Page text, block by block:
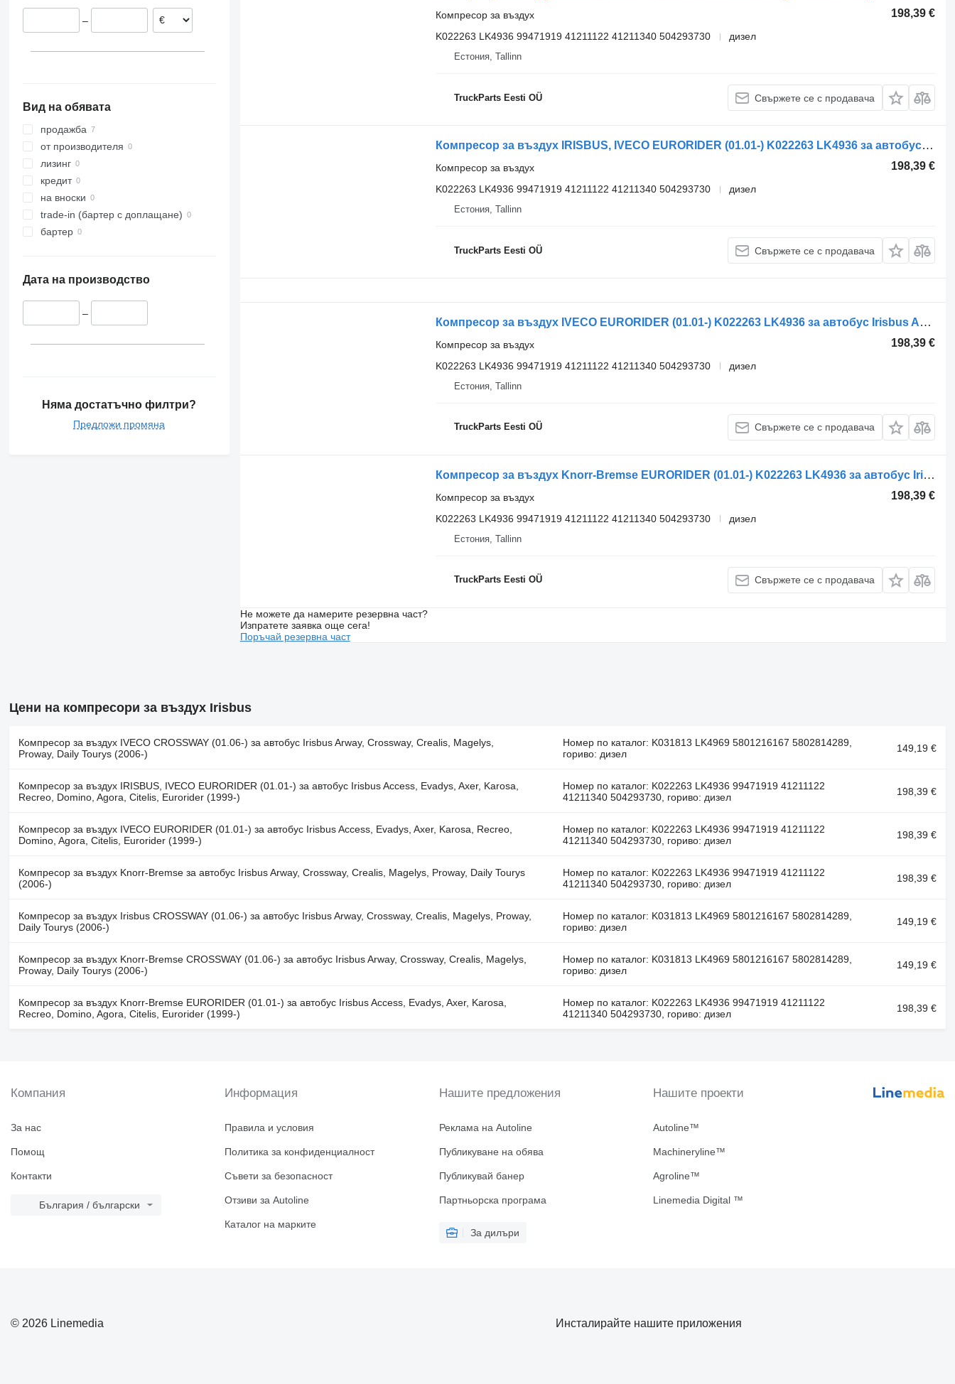
–
Вид на обявата
продажба
от производителя
лизинг
кредит
на вноски
trade-in (бартер с доплащане)
бартер
Дата на производство
–
Няма достатъчно филтри?
Предложи промяна
198,39 €
Компресор за въздух
K022263 LK4936 99471919 41211122 41211340 504293730
дизел
Естония, Tallinn
TruckParts Eesti OÜ Свържете се с продавача
Компресор за въздух IRISBUS, IVECO EURORIDER (01.01-) K022263 LK4936 за автобус Irisbus Access, Evadys, Axer, Karosa, Recreo, Domino, Agora, Citelis, Eurorider (1999-)
198,39 €
Компресор за въздух
K022263 LK4936 99471919 41211122 41211340 504293730
дизел
Естония, Tallinn
TruckParts Eesti OÜ Свържете се с продавача
Компресор за въздух IVECO EURORIDER (01.01-) K022263 LK4936 за автобус Irisbus Access, Evadys, Axer, Karosa, Recreo, Domino, Agora, Citelis, Eurorider (1999-)
198,39 €
Компресор за въздух
K022263 LK4936 99471919 41211122 41211340 504293730
дизел
Естония, Tallinn
TruckParts Eesti OÜ Свържете се с продавача
Компресор за въздух Knorr-Bremse EURORIDER (01.01-) K022263 LK4936 за автобус Irisbus Access, Evadys, Axer, Karosa, Recreo, Domino, Agora, Citelis, Eurorider (1999-)
198,39 €
Компресор за въздух
K022263 LK4936 99471919 41211122 41211340 504293730
дизел
Естония, Tallinn
TruckParts Eesti OÜ Свържете се с продавача
Не можете да намерите резервна част?
Изпратете заявка още сега!
Поръчай резервна част
Цени на компресори за въздух Irisbus
Компресор за въздух IVECO CROSSWAY (01.06-) за автобус Irisbus Arway, Crossway, Crealis, Magelys,
Proway, Daily Tourys (2006-)
Номер по каталог: K031813 LK4969 5801216167 5802814289,
гориво: дизел
149,19 €
Компресор за въздух IRISBUS, IVECO EURORIDER (01.01-) за автобус Irisbus Access, Evadys, Axer, Karosa,
Recreo, Domino, Agora, Citelis, Eurorider (1999-)
Номер по каталог: K022263 LK4936 99471919 41211122
41211340 504293730, гориво: дизел
198,39 €
Компресор за въздух IVECO EURORIDER (01.01-) за автобус Irisbus Access, Evadys, Axer, Karosa, Recreo,
Domino, Agora, Citelis, Eurorider (1999-)
Номер по каталог: K022263 LK4936 99471919 41211122
41211340 504293730, гориво: дизел
198,39 €
Компресор за въздух Knorr-Bremse за автобус Irisbus Arway, Crossway, Crealis, Magelys, Proway, Daily Tourys
(2006-)
Номер по каталог: K022263 LK4936 99471919 41211122
41211340 504293730, гориво: дизел
198,39 €
Компресор за въздух Irisbus CROSSWAY (01.06-) за автобус Irisbus Arway, Crossway, Crealis, Magelys, Proway,
Daily Tourys (2006-)
Номер по каталог: K031813 LK4969 5801216167 5802814289,
гориво: дизел
149,19 €
Компресор за въздух Knorr-Bremse CROSSWAY (01.06-) за автобус Irisbus Arway, Crossway, Crealis, Magelys,
Proway, Daily Tourys (2006-)
Номер по каталог: K031813 LK4969 5801216167 5802814289,
гориво: дизел
149,19 €
Компресор за въздух Knorr-Bremse EURORIDER (01.01-) за автобус Irisbus Access, Evadys, Axer, Karosa,
Recreo, Domino, Agora, Citelis, Eurorider (1999-)
Номер по каталог: K022263 LK4936 99471919 41211122
41211340 504293730, гориво: дизел
198,39 €
Компания
За нас
Помощ
Контакти
България / български
Информация
Правила и условия
Политика за конфиденциалност
Съвети за безопасност
Отзиви за Autoline
Каталог на марките
Нашите предложения
Реклама на Autoline
Публикуване на обява
Публикувай банер
Партньорска програма
За дилъри
Нашите проекти
Autoline™
Machineryline™
Agroline™
Linemedia Digital ™
© 2026 Linemedia Инсталирайте нашите приложения